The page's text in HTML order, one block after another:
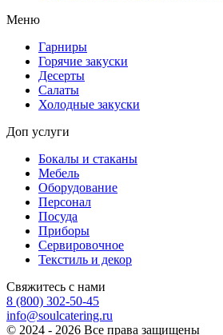
Меню
Гарниры
Горячие закуски
Десерты
Салаты
Холодные закуски
Доп услуги
Бокалы и стаканы
Мебель
Оборудование
Персонал
Посуда
Приборы
Сервировочное
Текстиль и декор
Свяжитесь с нами
8 (800) 302-50-45
info@soulcatering.ru
© 2024 - 2026 Все права защищены